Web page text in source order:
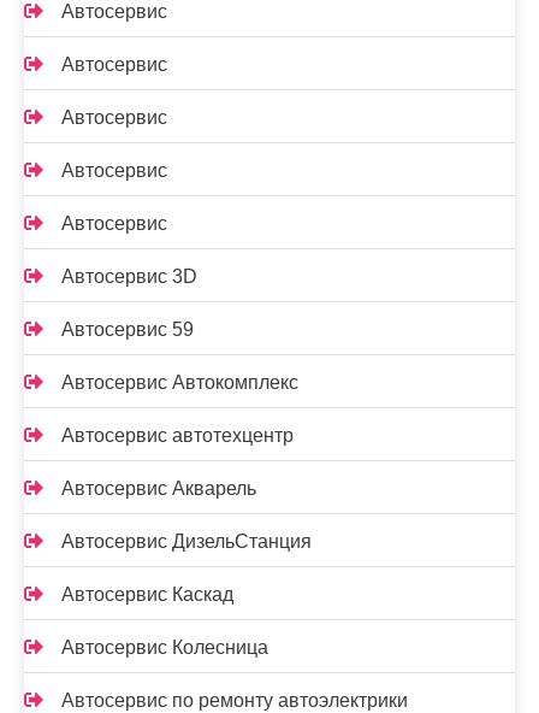
Автосервис
Автосервис
Автосервис
Автосервис
Автосервис
Автосервис 3D
Автосервис 59
Автосервис Автокомплекс
Автосервис автотехцентр
Автосервис Акварель
Автосервис ДизельСтанция
Автосервис Каскад
Автосервис Колесница
Автосервис по ремонту автоэлектрики